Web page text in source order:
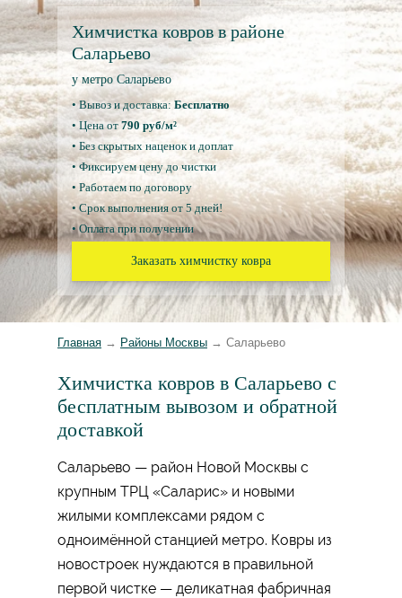
Химчистка ковров в районе
Саларьево
у метро Саларьево
• Вывоз и доставка: Бесплатно
• Цена от 790 руб/м²
• Без скрытых наценок и доплат
• Фиксируем цену до чистки
• Работаем по договору
• Срок выполнения от 5 дней!
• Оплата при получении
Заказать химчистку ковра
Главная → Районы Москвы → Саларьево
Химчистка ковров в Саларьево с
бесплатным вывозом и обратной
доставкой
Саларьево — район Новой Москвы с
крупным ТРЦ «Саларис» и новыми
жилыми комплексами рядом с
одноимённой станцией метро. Ковры из
новостроек нуждаются в правильной
первой чистке — деликатная фабричная